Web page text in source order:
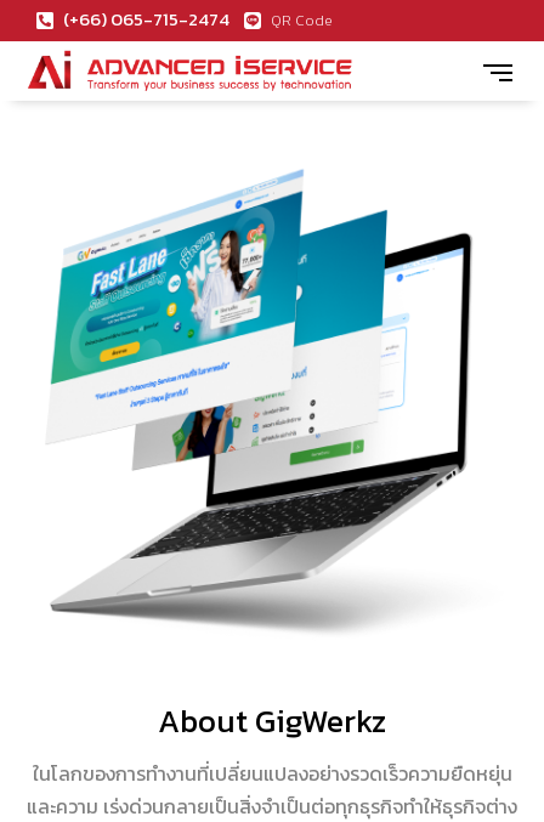
(+66) 065-715-2474 QR Code
About GigWerkz
ในโลกของการทำงานที่เปลี่ยนแปลงอย่างรวดเร็วความยืดหยุ่น
และความ เร่งด่วนกลายเป็นสิ่งจำเป็นต่อทุกธุรกิจทำให้ธุรกิจต่าง